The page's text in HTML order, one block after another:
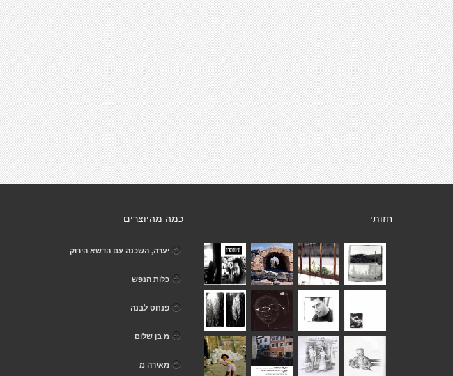
כמה מהיוצרים
יערה, השכנה עם הדשא הירוק
כלות הנפש
פנחס לבנה
מ בן שלום
מאירה מ
חזותי